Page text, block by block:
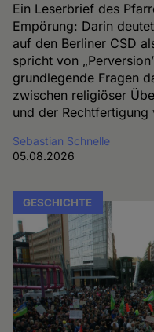
Ein Leserbrief des
Empörung: Darin
auf den Berliner CSD
spricht von
grundlegende Fragen
zwischen religiöser
und der
Sebastian Schnelle
05.08.2026
GESCHICHTE